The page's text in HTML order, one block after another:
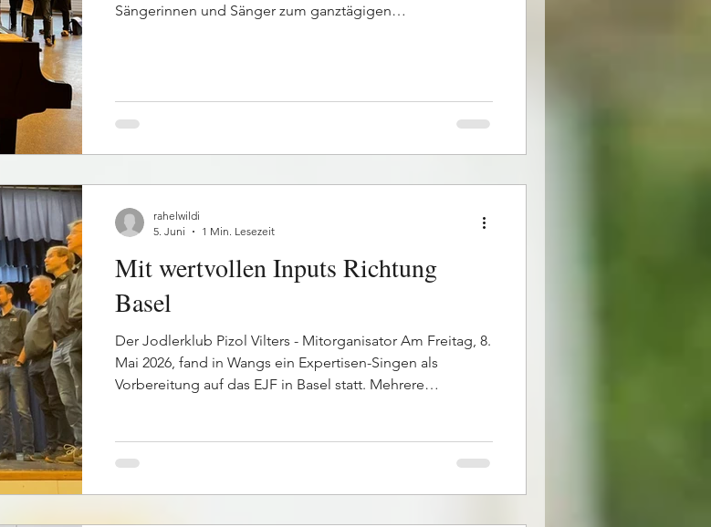
Sängerinnen und Sänger zum ganztägigen
an zu begeistern. Im Laufe des Tages vermittelte er viele
wertvolle Tipps und Techniken rund ums Singen.
Mit wertvollen Inputs Richtung
Basel
Der Jodlerklub Pizol Vilters - Mitorganisator Am Freitag, 8.
Mai 2026, fand in Wangs ein Expertisen-Singen als
Vorbereitung auf das EJF in Basel statt. Mehrere
Rückmeldungen der Jury wurden von den teilnehmenden
Klubs als sehr hilfreich, konstruktiv und praxisnah
rahelwildi
5. Juni
1 Min. Lesezeit